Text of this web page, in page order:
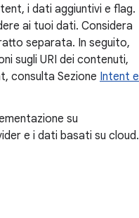
i dati aggiuntivi e flag.
ai tuoi dati. Considera
separata. In seguito,
sugli URI dei contenuti,
consulta Sezione Intent e
su
e i dati basati su cloud.